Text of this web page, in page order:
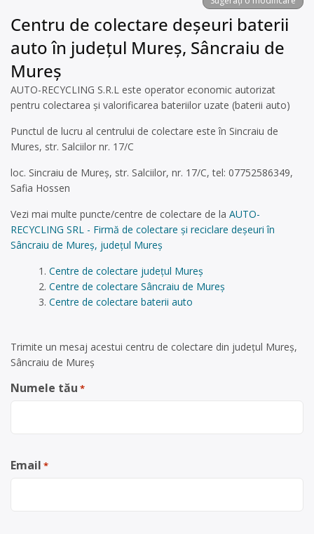
Centru de colectare deșeuri baterii
auto în județul Mureș, Sâncraiu de
Mureș
AUTO-RECYCLING S.R.L este operator economic autorizat
pentru colectarea și valorificarea bateriilor uzate (baterii auto)
Punctul de lucru al centrului de colectare este în Sincraiu de
Mures, str. Salciilor nr. 17/C
loc. Sincraiu de Mureș, str. Salciilor, nr. 17/C, tel: 07752586349,
Safia Hossen
Vezi mai multe puncte/centre de colectare de la AUTO-
RECYCLING SRL - Firmă de colectare și reciclare deșeuri în
Sâncraiu de Mureș, județul Mureș
Centre de colectare județul Mureș
Centre de colectare Sâncraiu de Mureș
Centre de colectare baterii auto
Trimite un mesaj acestui centru de colectare din județul Mureș,
Sâncraiu de Mureș
Numele tău *
Email *